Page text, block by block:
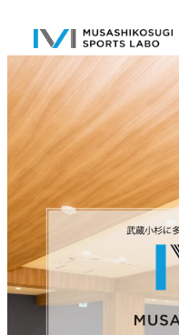
ン
コ
テ
ン
ツ
へ
動